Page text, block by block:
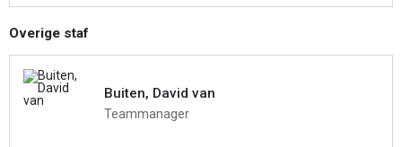
Overige staf
Buiten, David van
Teammanager